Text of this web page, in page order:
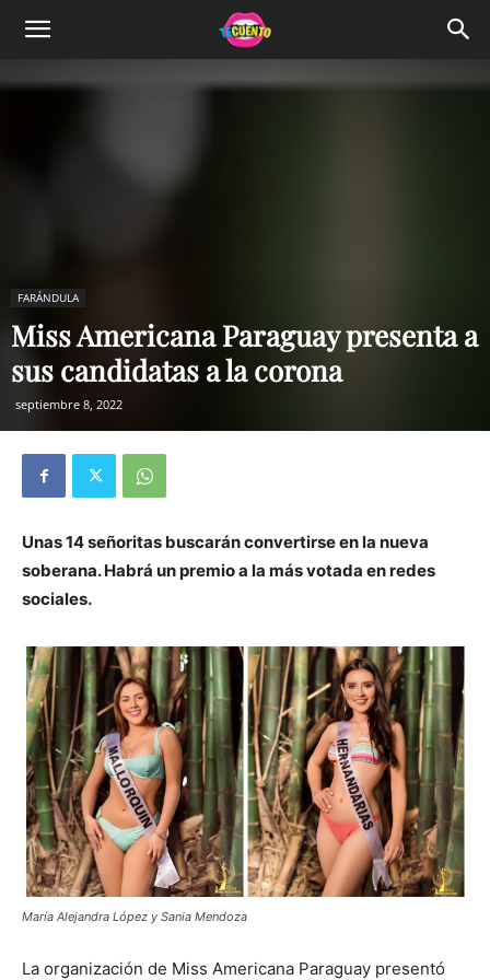
FARÁNDULA
Miss Americana Paraguay presenta a
sus candidatas a la corona
septiembre 8, 2022
Unas 14 señoritas buscarán convertirse en la nueva
soberana. Habrá un premio a la más votada en redes
sociales.
María Alejandra López y Sania Mendoza
La organización de Miss Americana Paraguay presentó